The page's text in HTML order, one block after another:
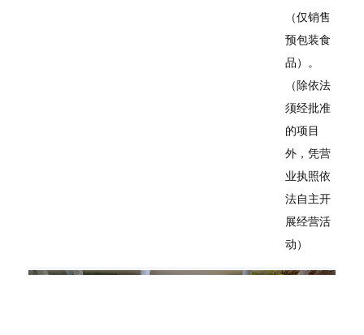
（仅销售
预包装食
品）。
（除依法
须经批准
的项目
外，凭营
业执照依
法自主开
展经营活
动）